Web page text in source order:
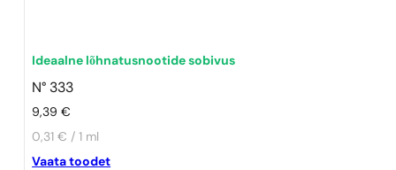
Ideaalne lõhnatusnootide sobivus
N° 333
9,39€
0,31 € / 1 ml
Vaata toodet